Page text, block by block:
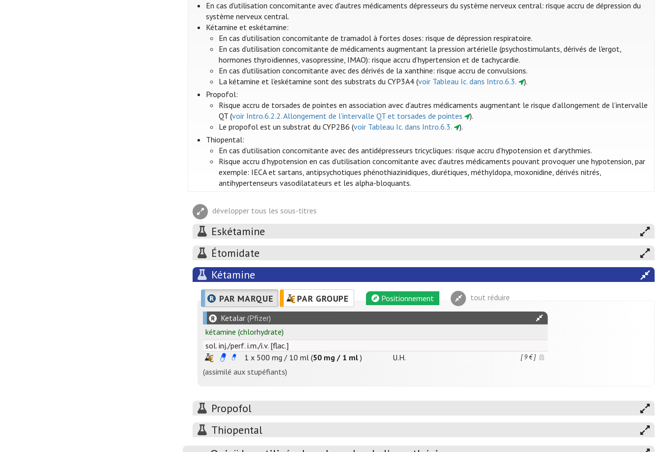
En cas d'utilisation concomitante avec d'autres médicaments dépresseurs du système nerveux central: risque accru de dépression du
système nerveux central.
Kétamine et eskétamine:
En cas d’utilisation concomitante de tramadol à fortes doses: risque de dépression respiratoire.
En cas d’utilisation concomitante de médicaments augmentant la pression artérielle (psychostimulants, dérivés de l'ergot,
hormones thyroïdiennes, vasopressine, IMAO): risque accru d’hypertension et de tachycardie.
En cas d'utilisation concomitante avec des dérivés de la xanthine: risque accru de convulsions.
La kétamine et l’eskétamine sont des substrats du CYP3A4 (voir Tableau Ic. dans Intro.6.3.
).
Propofol:
Risque accru de torsades de pointes en association avec d’autres médicaments augmentant le risque d’allongement de l’intervalle
QT (voir Intro.6.2.2. Allongement de l’intervalle QT et torsades de pointes
).
Le propofol est un substrat du CYP2B6 (voir Tableau Ic. dans Intro.6.3.
).
Thiopental:
En cas d’utilisation concomitante avec des antidépresseurs tricycliques: risque accru d’hypotension et d’arythmies.
Risque accru d’hypotension en cas d’utilisation concomitante avec d’autres médicaments pouvant provoquer une hypotension, par
exemple: IECA et sartans, antipsychotiques phénothiazinidiques, diurétiques, méthyldopa, moxonidine, dérivés nitrés,
antihypertenseurs vasodilatateurs et les alpha-bloquants.
développer tous les sous-titres
Eskétamine
Étomidate
Kétamine
PAR MARQUE PAR GROUPE Positionnement tout réduire
Ketalar (Pfizer)
kétamine (chlorhydrate)
sol. inj./perf. i.m./i.v. [flac.]
1 x 500 mg / 10 ml (50 mg / 1 ml ) U.H. [ 9 € ]
(assimilé aux stupéfiants)
Propofol
Thiopental